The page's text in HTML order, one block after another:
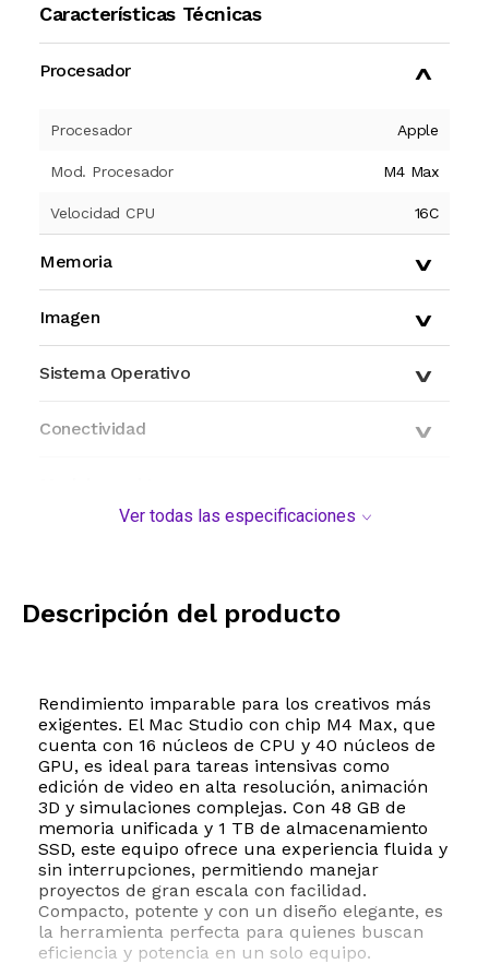
Características Técnicas
Procesador
Procesador Apple
Mod. Procesador M4 Max
Velocidad CPU 16C
Memoria
Imagen
Sistema Operativo
Conectividad
Ver todas las especificaciones
Descripción del producto
Rendimiento imparable para los creativos más
exigentes. El Mac Studio con chip M4 Max, que
cuenta con 16 núcleos de CPU y 40 núcleos de
GPU, es ideal para tareas intensivas como
edición de video en alta resolución, animación
3D y simulaciones complejas. Con 48 GB de
memoria unificada y 1 TB de almacenamiento
SSD, este equipo ofrece una experiencia fluida y
sin interrupciones, permitiendo manejar
proyectos de gran escala con facilidad.
Compacto, potente y con un diseño elegante, es
la herramienta perfecta para quienes buscan
eficiencia y potencia en un solo equipo.